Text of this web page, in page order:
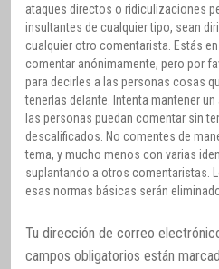
ataques directos o ridiculizaciones
insultantes de cualquier tipo, sean
cualquier otro comentarista. Estás
comentar anónimamente, pero por
para decirles a las personas cosas
tenerlas delante. Intenta mantener
las personas puedan comentar sin
descalificados. No comentes de
tema, y mucho menos con varias
suplantando a otros comentaristas.
esas normas básicas serán
Tu dirección de correo
campos obligatorios están